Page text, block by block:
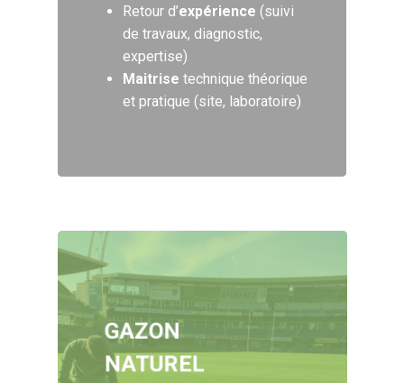
Retour d’expérience (suivi
de travaux, diagnostic,
expertise)
Maitrise technique théorique
et pratique (site, laboratoire)
GAZON
NATUREL